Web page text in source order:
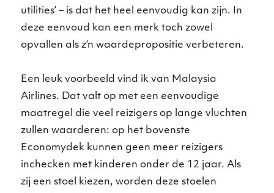
utilities’ – is dat het heel eenvoudig kan zijn. In
deze eenvoud kan een merk toch zowel
opvallen als z’n waardepropositie verbeteren.
Een leuk voorbeeld vind ik van Malaysia
Airlines. Dat valt op met een eenvoudige
maatregel die veel reizigers op lange vluchten
zullen waarderen: op het bovenste
Economydek kunnen geen meer reizigers
inchecken met kinderen onder de 12 jaar. Als
zij een stoel kiezen, worden deze stoelen